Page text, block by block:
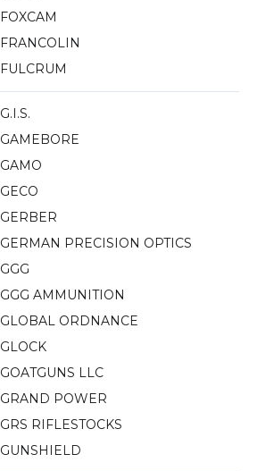
FOXCAM
FRANCOLIN
FULCRUM
G.I.S.
GAMEBORE
GAMO
GECO
GERBER
GERMAN PRECISION OPTICS
GGG
GGG AMMUNITION
GLOBAL ORDNANCE
GLOCK
GOATGUNS LLC
GRAND POWER
GRS RIFLESTOCKS
GUNSHIELD